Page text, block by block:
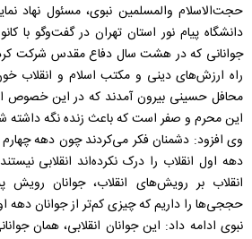
حجت‌الاسلام والمسلمین نبوی، مسئول نهاد
دانشگاه پیام نور استان تهران در گفت‌وگو با
جوانانی که در هشت سال دفاع مقدس شرکت
راه ارزش‌های دینی و مکتب اسلام و انقلاب
محافل حسینی بیرون آمدند که در این خصوص
این محرم و صفر است که باعث زنده نگه
وی افزود: دشمنان فکر می‌کردند چون دهه چهارم
دهه اول انقلاب را درک نکرده‌اند انقلابی
انقلاب بر رویش‌های انقلاب، جوانان رویش
حججی‌ها را داریم که چیزی کم‌تر از جوانان دهه